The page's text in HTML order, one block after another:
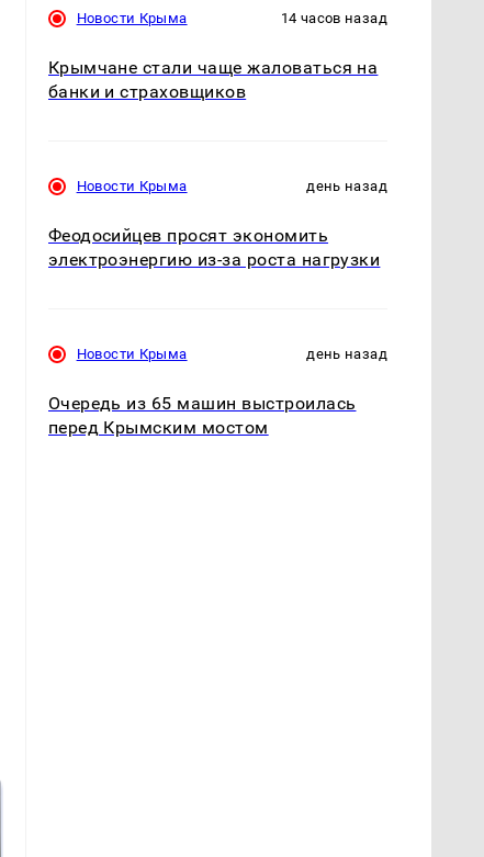
Новости Крыма 14 часов назад
Крымчане стали чаще жаловаться на
банки и страховщиков
Новости Крыма день назад
Феодосийцев просят экономить
электроэнергию из-за роста нагрузки
Новости Крыма день назад
Очередь из 65 машин выстроилась
перед Крымским мостом